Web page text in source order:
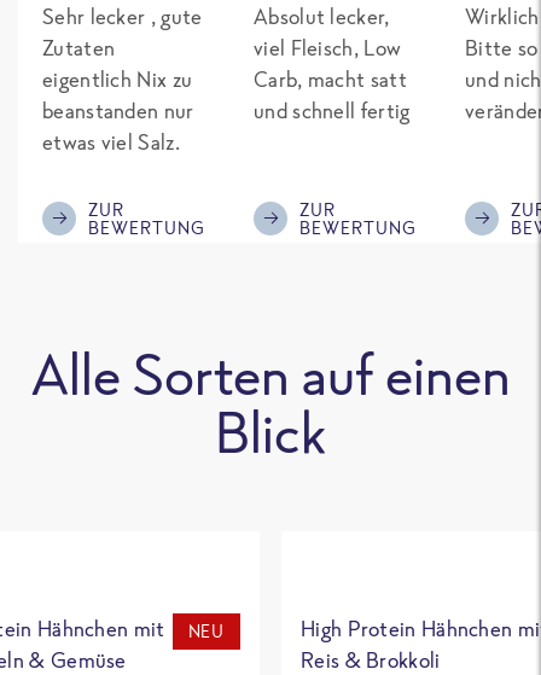
Sehr lecker , gute
Zutaten
eigentlich Nix zu
beanstanden nur
etwas viel Salz.
ZUR
BEWERTUNG
Absolut lecker,
viel Fleisch, Low
Carb, macht satt
und schnell fertig
ZUR
BEWERTUNG
Bitte so
und
Alle Sorten auf einen
Blick
Hähnchen mit
& Gemüse
NEU
High Protein Hähnchen
Reis & Brokkoli